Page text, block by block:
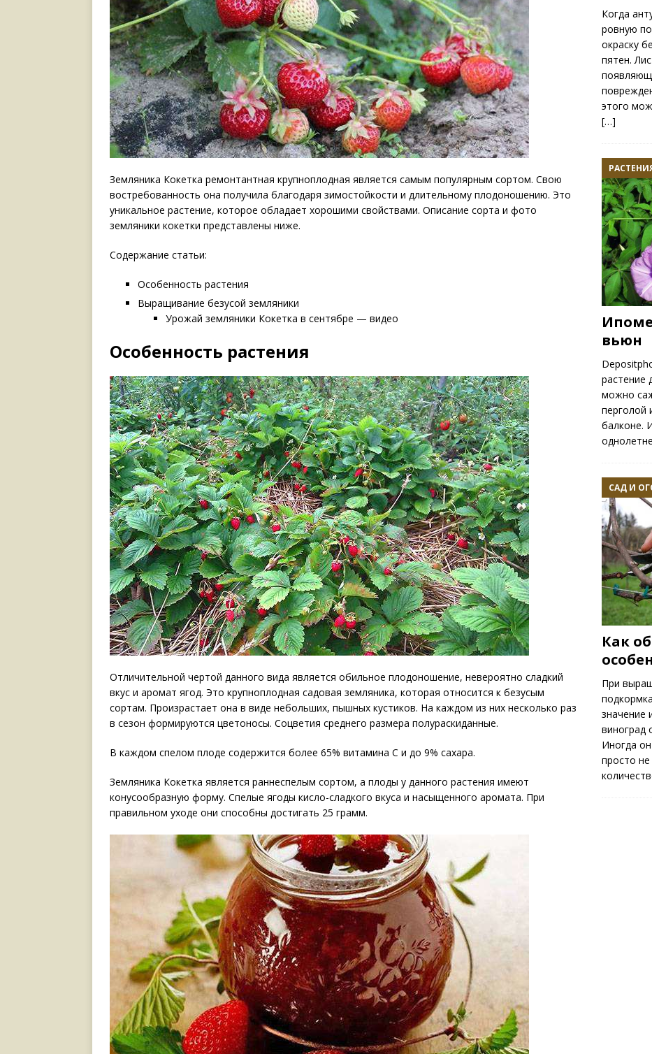
Земляника Кокетка ремонтантная крупноплодная является самым популярным сортом. Свою
востребованность она получила благодаря зимостойкости и длительному плодоношению. Это
уникальное растение, которое обладает хорошими свойствами. Описание сорта и фото
земляники кокетки представлены ниже.
Содержание статьи:
Особенность растения
Выращивание безусой земляники
Урожай земляники Кокетка в сентябре — видео
Особенность растения
Отличительной чертой данного вида является обильное плодоношение, невероятно сладкий
вкус и аромат ягод. Это крупноплодная садовая земляника, которая относится к безусым
сортам. Произрастает она в виде небольших, пышных кустиков. На каждом из них несколько раз
в сезон формируются цветоносы. Соцветия среднего размера полураскиданные.
В каждом спелом плоде содержится более 65% витамина C и до 9% сахара.
Земляника Кокетка является раннеспелым сортом, а плоды у данного растения имеют
конусообразную форму. Спелые ягоды кисло-сладкого вкуса и насыщенного аромата. При
правильном уходе они способны достигать 25 грамм.
Когда
ровную
окраску
пятен.
этого
[…]
вьюн
растение
можно
перголой
балконе.
САД И
Как
При
значение
виноград
Иногда
просто